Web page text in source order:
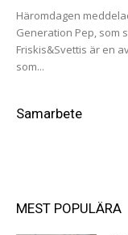
Häromdagen
Generation Pep, som
Friskis&Svettis är en
som...
Samarbete
MEST POPULÄRA